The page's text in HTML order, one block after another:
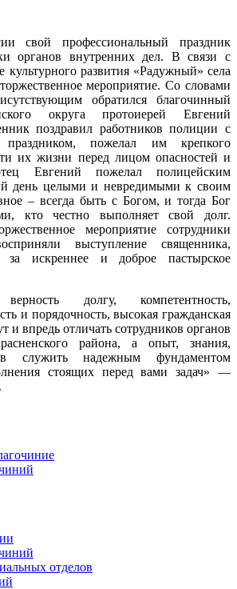
свой профессиональный праздник
органов внутренних дел. В связи с
культурного развития «Радужный» села
мероприятие. Со словами
обратился благочинный
округа протоиерей Евгений
поздравил работников полиции с
праздником, пожелал им крепкого
их жизни перед лицом опасностей и
Евгений пожелал полицейским
день целыми и невредимыми к своим
– всегда быть с Богом, и тогда Бог
кто честно выполняет свой долг.
мероприятие сотрудники
выступление священника,
за искреннее и доброе пастырское
долгу, компетентность,
и порядочность, высокая гражданская
и впредь отличать сотрудников органов
района, а опыт, знания,
служить надежным фундаментом
стоящих перед вами задач» —
отделов